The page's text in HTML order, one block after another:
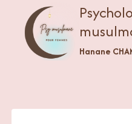
contenu
Hanane